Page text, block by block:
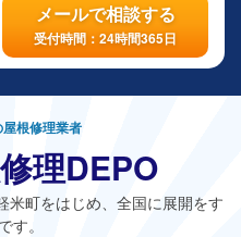
メールで相談する
受付時間：24時間365日
根修理業者
理DEPO
米町をはじめ、全国に展開をす
す。